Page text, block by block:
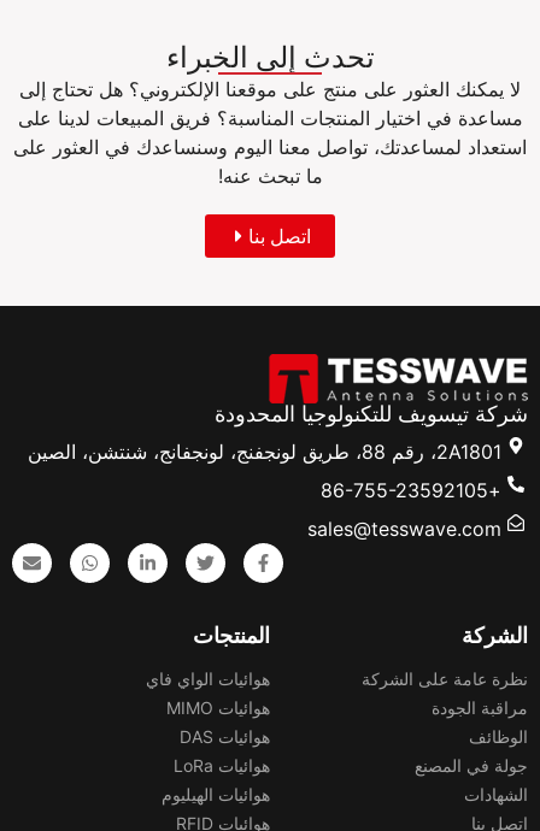
تحدث إلى الخبراء
لا يمكنك العثور على منتج على موقعنا الإلكتروني؟ هل تحتاج إلى
مساعدة في اختيار المنتجات المناسبة؟ فريق المبيعات لدينا على
استعداد لمساعدتك، تواصل معنا اليوم وسنساعدك في العثور على
ما تبحث عنه!
اتصل بنا
شركة تيسويف للتكنولوجيا المحدودة
2A1801، رقم 88، طريق لونجفنج، لونجفانج، شنتشن، الصين
+86-755-23592105
sales@tesswave.com
الشركة
نظرة عامة على الشركة
مراقبة الجودة
الوظائف
جولة في المصنع
الشهادات
اتصل بنا
المنتجات
هوائيات الواي فاي
هوائيات MIMO
هوائيات DAS
هوائيات LoRa
هوائيات الهيليوم
هوائيات RFID